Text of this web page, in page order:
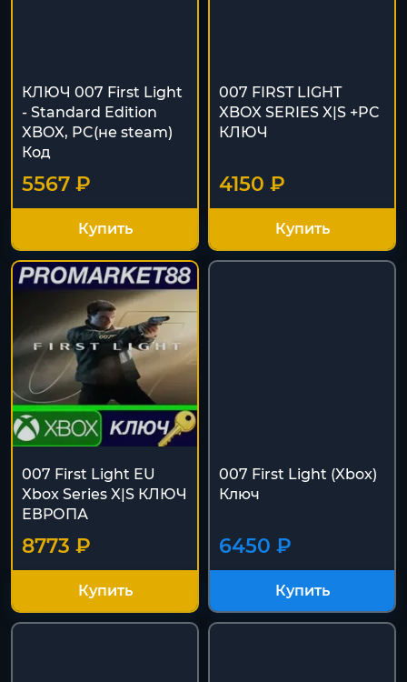
КЛЮЧ 007 First Light
- Standard Edition
XBOX, PC(не steam)
Код
5567 ₽
Купить
007 FIRST LIGHT
XBOX SERIES X|S +PC
КЛЮЧ
4150 ₽
Купить
007 First Light EU
Xbox Series X|S КЛЮЧ
ЕВРОПА
8773 ₽
Купить
007 First Light (Xbox)
Ключ
6450 ₽
Купить